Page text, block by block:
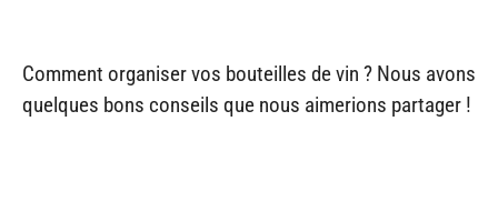
Comment organiser vos bouteilles de vin ? Nous avons
quelques bons conseils que nous aimerions partager !